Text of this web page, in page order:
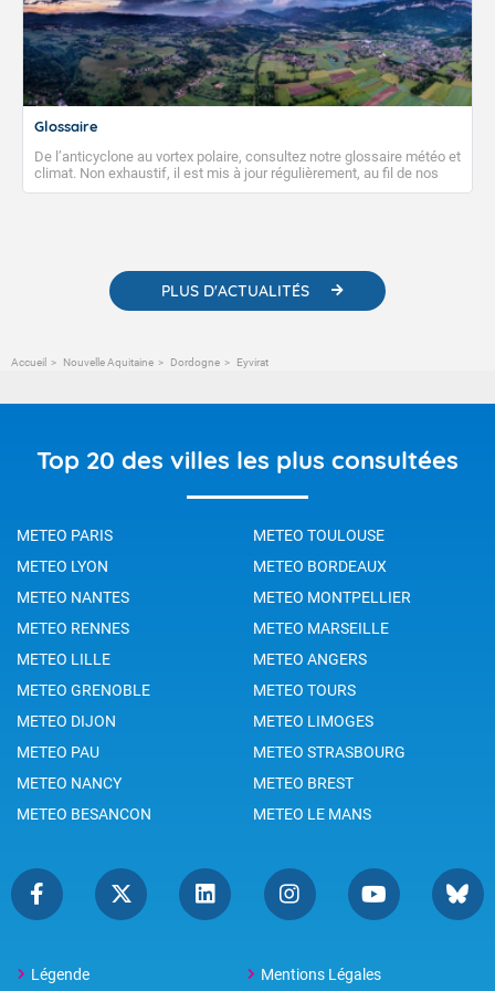
Glossaire
De l’anticyclone au vortex polaire, consultez notre glossaire météo et
climat. Non exhaustif, il est mis à jour régulièrement, au fil de nos
publications. Vous y trouverez également des liens utiles vers nos
PLUS D'ACTUALITÉS
Accueil Nouvelle Aquitaine Dordogne Eyvirat
Top 20 des villes les plus consultées
METEO PARIS
METEO TOULOUSE
METEO LYON
METEO BORDEAUX
METEO NANTES
METEO MONTPELLIER
METEO RENNES
METEO MARSEILLE
METEO LILLE
METEO ANGERS
METEO GRENOBLE
METEO TOURS
METEO DIJON
METEO LIMOGES
METEO PAU
METEO STRASBOURG
METEO NANCY
METEO BREST
METEO BESANCON
METEO LE MANS
Légende Mentions Légales